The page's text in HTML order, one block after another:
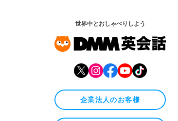
世界中とおしゃべりしよう
企業法人のお客様